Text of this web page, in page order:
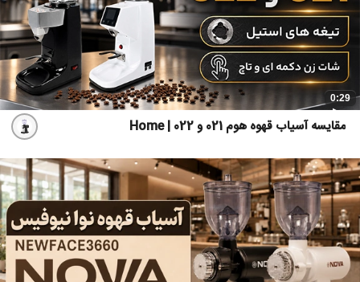
0:29
مقایسه آسیاب قهوه هوم 021 و 022 | Home